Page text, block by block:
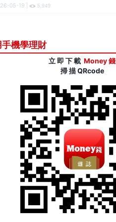
05-19 | 5,949
手機學理財
立 即 下 載 Money 錢
掃 描 QRcode